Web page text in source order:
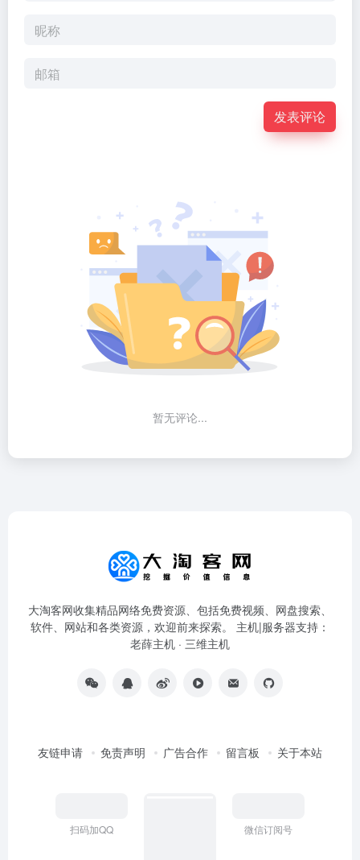
发表评论
暂无评论...
大淘客网收集精品网络免费资源、包括免费视频、网盘搜索、
软件、网站和各类资源，欢迎前来探索。 主机|服务器支持：
老薛主机 · 三维主机
友链申请 免责声明 广告合作 留言板 关于本站
扫码加QQ 微信订阅号